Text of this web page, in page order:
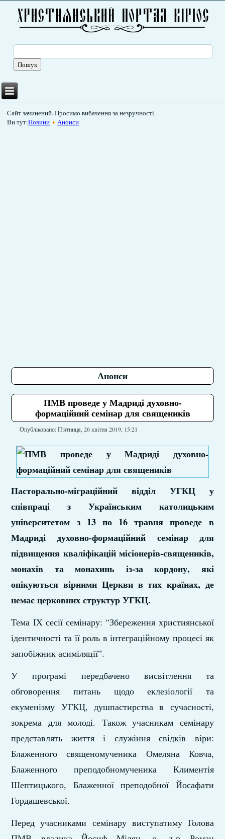
Сайт зачинений. Просимо вибачення за незручності.
Ви тут:Новини Анонси
Анонси
ПМВ проведе у Мадриді духовно-
формаційний семінар для священиків
Опубліковано: П'ятниця, 26 квітня 2019, 15:21
Пасторально-міграційний відділ УГКЦ у
співпраці з Українським католицьким
університетом з 13 по 16 травня проведе в
Мадриді духовно-формаційний семінар для
підвищення кваліфікацій місіонерів-священиків,
монахів та монахинь із-за кордону, які
опікуються вірними Церкви в тих країнах, де
немає церковних структур УГКЦ.
Тема IX сесії семінару: “Збереження християнської
ідентичності та її роль в інтеграційному процесі як
запобіжник асиміляції”.
У програмі передбачено висвітлення та
обговорення питань щодо еклезіології та
екуменізму УГКЦ, душпастирства в сучасності,
зокрема для молоді. Також учасникам семінару
представлять життя і служіння свідків віри:
Блаженного священомученика Омеляна Ковча,
Блаженного преподобномученика Климентія
Шептицького, Блаженної преподобної Йосафати
Гордашевської.
Перед учасниками семінару виступатиму Голова